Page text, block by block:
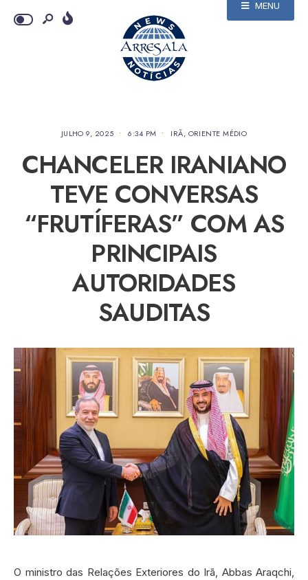
MENU
JULHO 9, 2025 • 6:34 PM • IRÃ, ORIENTE MÉDIO
CHANCELER IRANIANO
TEVE CONVERSAS
“FRUTÍFERAS” COM AS
PRINCIPAIS
AUTORIDADES
SAUDITAS
O ministro das Relações Exteriores do Irã, Abbas Araqchi,